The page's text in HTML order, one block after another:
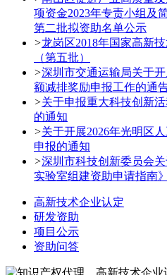
项资金2023年专责小组及
第二批拟资助名单公示
>龙岗区2018年国家高新
（第五批）
>深圳市交通运输局关于
额减排奖励申报工作的通
>关于申报重大科技创新
的通知
>关于开展2026年光明区
申报的通知
>深圳市科技创新委员会
实验室组建资助申请指南
高新技术企业认定
研发资助
项目公示
资助问答